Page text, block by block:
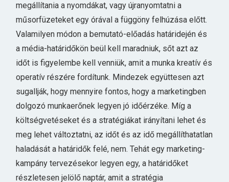
megállítania a nyomdákat, vagy újranyomtatni a
műsorfüzeteket egy órával a függöny felhúzása előtt.
Valamilyen módon a bemutató-előadás határidején és
a média-határidőkön beül kell maradniuk, sőt azt az
időt is figyelembe kell venniük, amit a munka kreatív és
operatív részére fordítunk. Mindezek együttesen azt
sugallják, hogy mennyire fontos, hogy a marketingben
dolgozó munkaerőnek legyen jó időérzéke. Míg a
költségvetéseket és a stratégiákat irányítani lehet és
meg lehet változtatni, az időt és az idő megállíthatatlan
haladását a határidők felé, nem. Tehát egy marketing-
kampány tervezésekor legyen egy, a határidőket
részletesen jelölő naptár, amit a stratégia